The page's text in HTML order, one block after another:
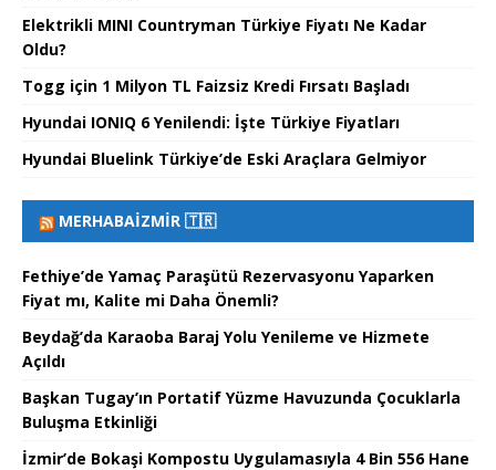
Elektrikli MINI Countryman Türkiye Fiyatı Ne Kadar
Oldu?
Togg için 1 Milyon TL Faizsiz Kredi Fırsatı Başladı
Hyundai IONIQ 6 Yenilendi: İşte Türkiye Fiyatları
Hyundai Bluelink Türkiye’de Eski Araçlara Gelmiyor
MERHABAİZMIR 🇹🇷
Fethiye’de Yamaç Paraşütü Rezervasyonu Yaparken
Fiyat mı, Kalite mi Daha Önemli?
Beydağ’da Karaoba Baraj Yolu Yenileme ve Hizmete
Açıldı
Başkan Tugay’ın Portatif Yüzme Havuzunda Çocuklarla
Buluşma Etkinliği
İzmir’de Bokaşi Kompostu Uygulamasıyla 4 Bin 556 Hane